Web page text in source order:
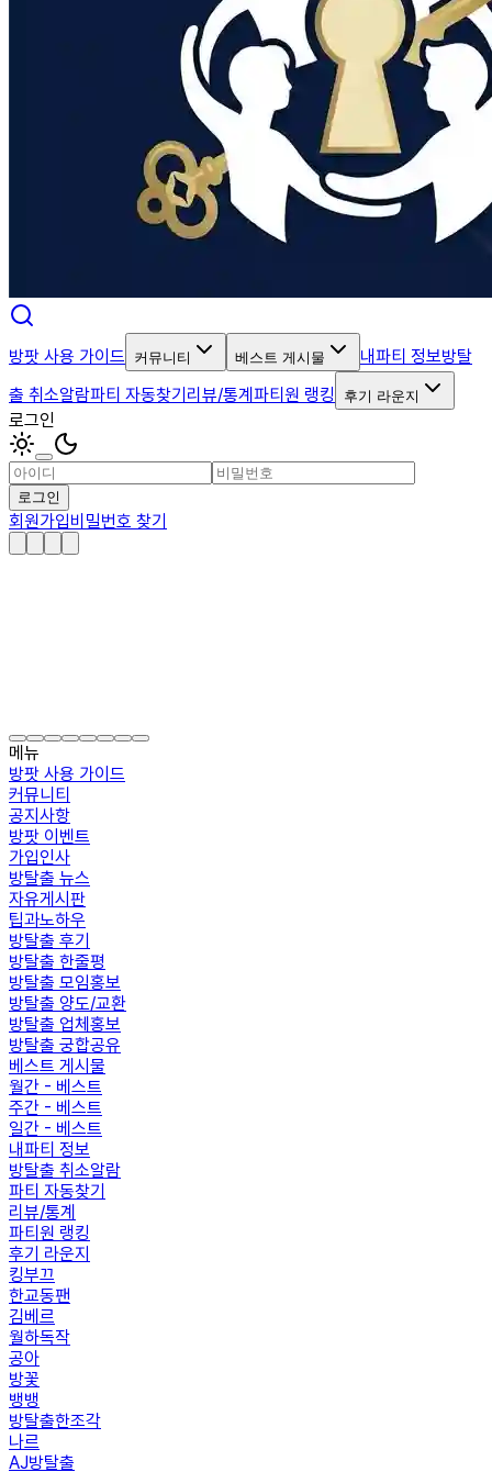
방팟 사용 가이드 커뮤니티 베스트 게시물 내파티 정보방탈
출 취소알람파티 자동찾기리뷰/통계파티원 랭킹 후기 라운지
로그인
로그인
회원가입비밀번호 찾기
메뉴
방팟 사용 가이드
커뮤니티
공지사항
방팟 이벤트
가입인사
방탈출 뉴스
자유게시판
팁과노하우
방탈출 후기
방탈출 한줄평
방탈출 모임홍보
방탈출 양도/교환
방탈출 업체홍보
방탈출 궁합공유
베스트 게시물
월간 - 베스트
주간 - 베스트
일간 - 베스트
내파티 정보
방탈출 취소알람
파티 자동찾기
리뷰/통계
파티원 랭킹
후기 라운지
킹부끄
한교동팬
김베르
월하독작
공아
방꽃
뱅뱅
방탈출한조각
나르
AJ방탈출